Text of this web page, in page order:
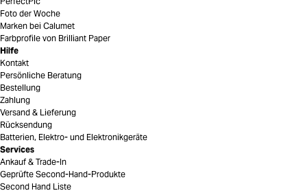
Foto der Woche
Marken bei Calumet
Farbprofile von Brilliant Paper
Hilfe
Kontakt
Persönliche Beratung
Bestellung
Zahlung
Versand & Lieferung
Rücksendung
Batterien, Elektro- und Elektronikgeräte
Services
Ankauf & Trade-In
Geprüfte Second-Hand-Produkte
Second Hand Liste